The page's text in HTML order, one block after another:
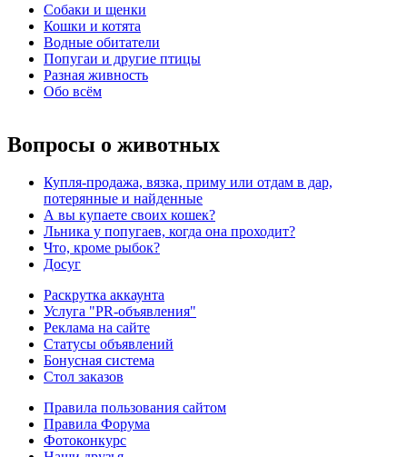
Собаки и щенки
Кошки и котята
Водные обитатели
Попугаи и другие птицы
Разная живность
Обо всём
Вопросы о животных
Купля-продажа, вязка, приму или отдам в дар,
потерянные и найденные
А вы купаете своих кошек?
Льника у попугаев, когда она проходит?
Что, кроме рыбок?
Досуг
Раскрутка аккаунта
Услуга "PR-объявления"
Реклама на сайте
Статусы объявлений
Бонусная система
Стол заказов
Правила пользования сайтом
Правила Форума
Фотоконкурс